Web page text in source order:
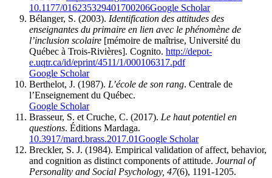
10.1177/016235329401700206Google Scholar
Bélanger, S. (2003). Identification des attitudes des
enseignantes du primaire en lien avec le phénomène de
l’inclusion scolaire [mémoire de maîtrise, Université du
Québec à Trois-Rivières]. Cognito. http://depot-
e.uqtr.ca/id/eprint/4511/1/000106317.pdf
Google Scholar
Berthelot, J. (1987). L’école de son rang. Centrale de
l’Enseignement du Québec.
Google Scholar
Brasseur, S. et Cruche, C. (2017). Le haut potentiel en
questions. Éditions Mardaga.
10.3917/mard.brass.2017.01Google Scholar
Breckler, S. J. (1984). Empirical validation of affect, behavior,
and cognition as distinct components of attitude. Journal of
Personality and Social Psychology, 47(6), 1191-1205.